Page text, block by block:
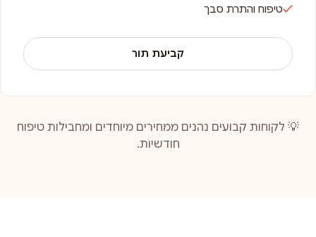
טיפוח והתרת סבך
קביעת תור
💡 לקוחות קבועים נהנים ממחירים מיוחדים ומחבילות טיפוח
חודשיות.